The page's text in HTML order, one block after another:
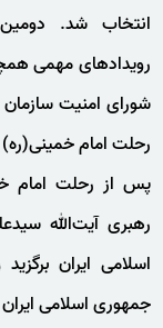
انتخاب شد.
شورای امنیت
رحلت امام
رهبری آیت‌الله
جمهوری اسلامی